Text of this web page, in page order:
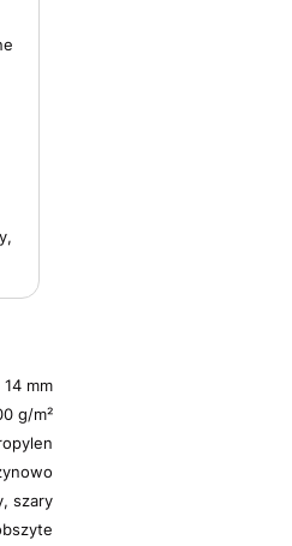
14 mm
g/m²
szary